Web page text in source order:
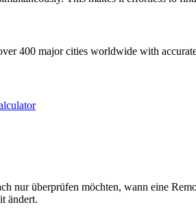
400 major cities worldwide with
nur überprüfen möchten, wann eine
ändert.